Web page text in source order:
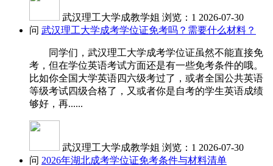
武汉理工大学成教学姐 浏览：1 2026-07-30
问 武汉理工大学成考学位证免考吗？需要什么材料？
同学们，武汉理工大学成考学位证虽然不能直接免
考，但在学位英语考试方面还是有一些免考条件的哦。
比如你全国大学英语四六级考过了，或者全国公共英语
等级考试四级合格了，又或者你是自考的学生英语成绩
够好，再......
武汉理工大学成教学姐 浏览：1 2026-07-30
问 2026年湖北成考学位证免考条件与材料清单